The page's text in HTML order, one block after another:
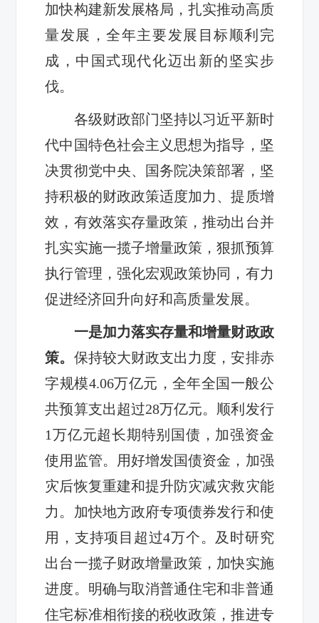
加快构建新发展格局，扎实推动高质
量发展，全年主要发展目标顺利完
成，中国式现代化迈出新的坚实步
伐。
各级财政部门坚持以习近平新时
代中国特色社会主义思想为指导，坚
决贯彻党中央、国务院决策部署，坚
持积极的财政政策适度加力、提质增
效，有效落实存量政策，推动出台并
扎实实施一揽子增量政策，狠抓预算
执行管理，强化宏观政策协同，有力
促进经济回升向好和高质量发展。
一是加力落实存量和增量财政政
策。 保持较大财政支出力度，安排赤
字规模4.06万亿元，全年全国一般公
共预算支出超过28万亿元。顺利发行
1万亿元超长期特别国债，加强资金
使用监管。用好增发国债资金，加强
灾后恢复重建和提升防灾减灾救灾能
力。加快地方政府专项债券发行和使
用，支持项目超过4万个。及时研究
出台一揽子财政增量政策，加快实施
进度。明确与取消普通住宅和非普通
住宅标准相衔接的税收政策，推进专